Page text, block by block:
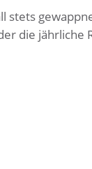
stets
die jährliche